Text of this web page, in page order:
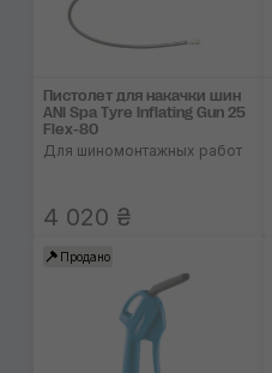
Пистолет для накачки шин
ANI Spa Tyre Inflating Gun 25
Flex-80
Для шиномонтажных работ
4 020 ₴
Продано